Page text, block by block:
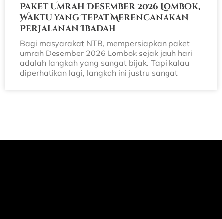
Paket Umrah Desember 2026 Lombok,
Waktu yang Tepat Merencanakan
Perjalanan Ibadah
Bagi masyarakat NTB, mempersiapkan paket
umrah Desember 2026 Lombok sejak jauh hari
adalah langkah yang sangat bijak. Tapi kalau
diperhatikan lagi, langkah ini justru sangat